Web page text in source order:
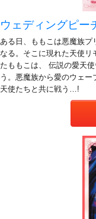
ウェディングピー
ある日、ももこは悪魔族プ
なる。そこに現れた天使リ
たももこは、 伝説の愛天
う。悪魔族から愛のウェ
天使たちと共に戦う…!